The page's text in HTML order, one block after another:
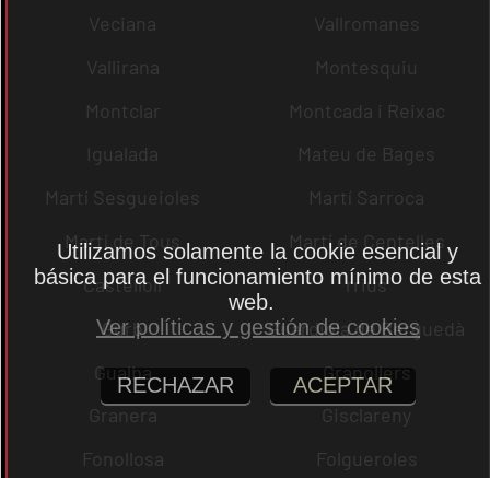
Veciana
Vallromanes
Vallirana
Montesquiu
Montclar
Montcada i Reixac
Igualada
Mateu de Bages
Martí Sesgueioles
Martí Sarroca
Martí de Tous
Martí de Centelles
Castellolí
rrius
Gurb
Guardiola de Berguedà
Gualba
Granollers
Granera
Gisclareny
Fonollosa
Folgueroles
Utilizamos solamente la cookie esencial y
básica para el funcionamiento mínimo de esta
web.
Ver políticas y gestión de cookies
RECHAZAR ACEPTAR